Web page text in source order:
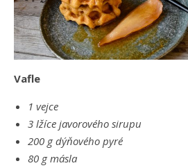
Vafle
1 vejce
3 lžíce javorového sirupu
200 g dýňového pyré
80 g másla